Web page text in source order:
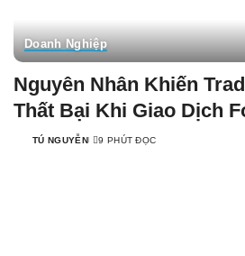
Doanh Nghiệp
Nguyên Nhân Khiến
Thất Bại Khi Giao Dịch
TÚ NGUYỄN 9 PHÚT ĐỌC